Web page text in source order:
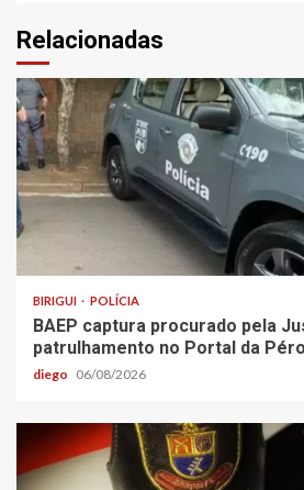
Relacionadas
BIRIGUI POLÍCIA
BAEP captura procurado pela
patrulhamento no Portal da
diego 06/08/2026